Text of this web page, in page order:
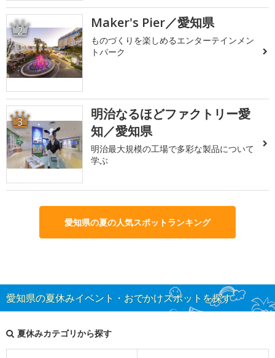
2 Maker's Pier／愛知県
ものづくりを楽しめるエンターテインメン
トパーク
3
明治なるほどファクトリー愛
知／愛知県
明治最大規模の工場で多彩な製品について
学ぶ
愛知県の夏の人気スポットランキング
愛知県の夏休みイベント・おでかけスポットを探す
夏休みカテゴリから探す